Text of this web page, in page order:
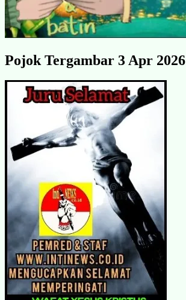
Pojok Tergambar 3 Apr 2026